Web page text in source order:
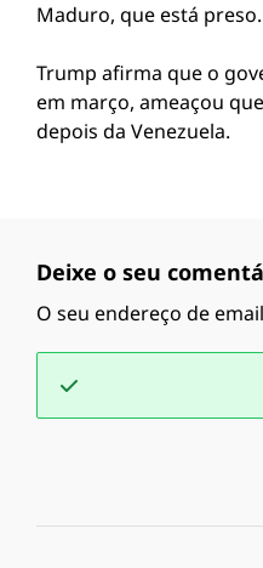
Maduro, que está preso.
Trump afirma que o
em março, ameaçou
depois da Venezuela.
Deixe o seu
O seu endereço de